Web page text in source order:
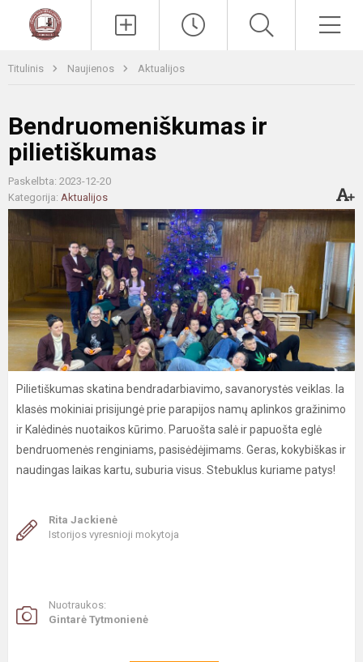
Titulinis Naujienos Aktualijos
Bendruomeniškumas ir
pilietiškumas
Paskelbta: 2023-12-20
Kategorija: Aktualijos
Pilietiškumas skatina bendradarbiavimo, savanorystės veiklas. Ia
klasės mokiniai prisijungė prie parapijos namų aplinkos gražinimo
ir Kalėdinės nuotaikos kūrimo. Paruošta salė ir papuošta eglė
bendruomenės renginiams, pasisėdėjimams. Geras, kokybiškas ir
naudingas laikas kartu, suburia visus. Stebuklus kuriame patys!
Rita Jackienė
Istorijos vyresnioji mokytoja
Nuotraukos:
Gintarė Tytmonienė